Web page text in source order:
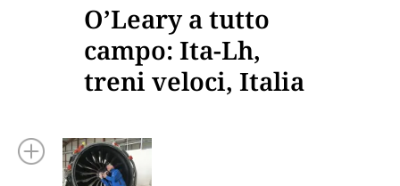
O’Leary a tutto
campo: Ita-Lh,
treni veloci, Italia